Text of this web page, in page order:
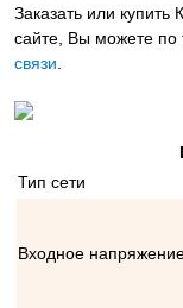
Заказать или
сайте, Вы можете по
связи.
Тип сети
Входное